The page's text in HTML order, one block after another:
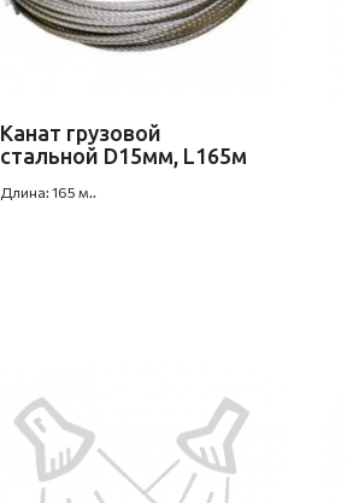
Канат грузовой
стальной D15мм, L165м
Длина: 165 м..